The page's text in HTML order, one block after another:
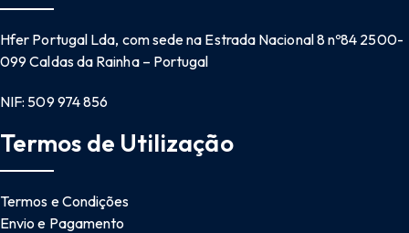
Hfer Portugal Lda, com sede na Estrada Nacional 8 nº84 2500-
099 Caldas da Rainha – Portugal
NIF: 509 974 856
Termos de Utilização
Termos e Condições
Envio e Pagamento